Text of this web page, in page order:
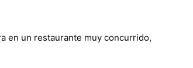
en un restaurante muy concurrido,